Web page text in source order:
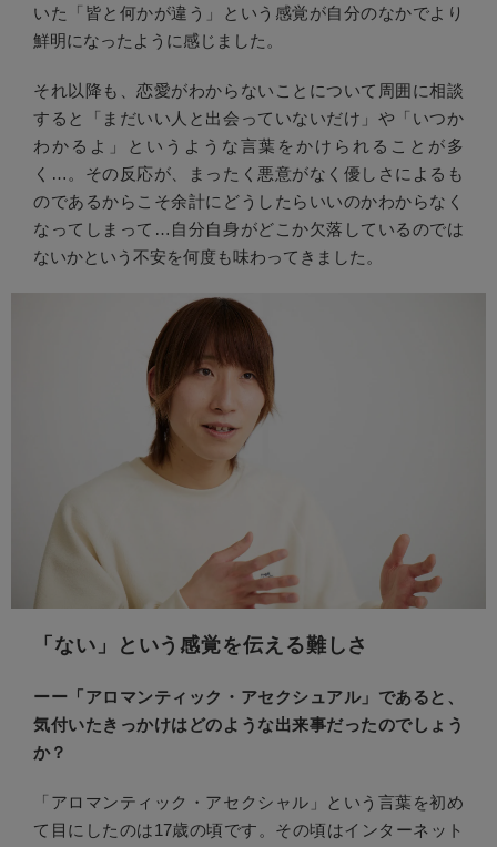
いた「皆と何かが違う」という感覚が自分のなかでより
鮮明になったように感じました。
それ以降も、恋愛がわからないことについて周囲に相談
すると「まだいい人と出会っていないだけ」や「いつか
わかるよ」というような言葉をかけられることが多
く…。その反応が、まったく悪意がなく優しさによるも
のであるからこそ余計にどうしたらいいのかわからなく
なってしまって…自分自身がどこか欠落しているのでは
ないかという不安を何度も味わってきました。
「ない」という感覚を伝える難しさ
ーー 「アロマンティック・アセクシュアル」であると、
気付いたきっかけはどのような出来事だったのでしょう
か？
「アロマンティック・アセクシャル」という言葉を初め
て目にしたのは17歳の頃です。その頃はインターネット